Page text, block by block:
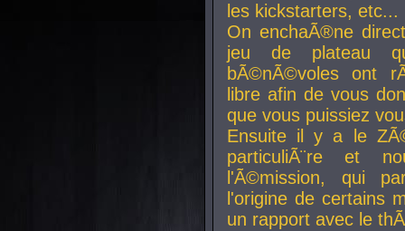
les kickstarters, etc...
On enchaÃ®ne
jeu de plateau
bÃ©nÃ©voles ont
libre afin de vous
que vous puissiez
Ensuite il y a le
particuliÃ¨re et
l'Ã©mission, qui
l'origine de certains
un rapport avec le